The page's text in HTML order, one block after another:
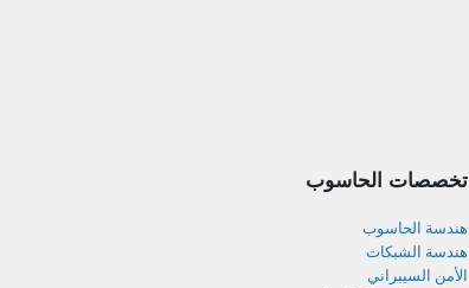
تخصصات الحاسوب
هندسة الحاسوب
هندسة الشبكات
الأمن السيبراني